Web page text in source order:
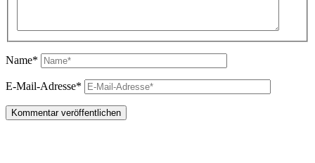
Name*
E-Mail-Adresse*